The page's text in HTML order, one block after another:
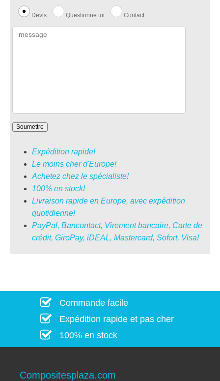
Devis Questionne toi Contact
Expédition rapide!
Le moins cher d'Europe!
Achetez chez le spécialiste!
100% en stock!
Livraison rapide en Europe, avec expédition
quotidienne!
PayPal, Bancontact, Virement bancaire, Carte de
crédit, GiroPay, iDEAL, Mastercard, Sofort, Visa!
Commande facile
Expédition rapide et pas cher
100% en stock
Compositesplaza.com